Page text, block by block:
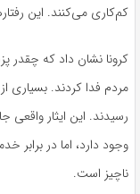
کم‌کاری می‌کنند. این
کرونا نشان داد که چقدر
مردم فدا کردند. بسیاری
رسیدند. این ایثار
وجود دارد، اما در برابر
ناچیز است.